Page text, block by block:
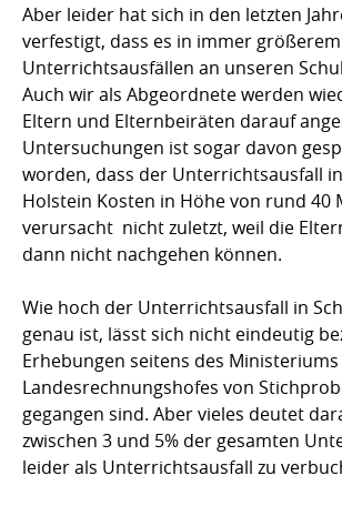
Aber leider hat sich in den letzten
verfestigt, dass es in immer
Unterrichtsausfällen an unseren
Auch wir als Abgeordnete werden
Eltern und Elternbeiräten darauf
Untersuchungen ist sogar davon
worden, dass der Unterrichtsausfall
Holstein Kosten in Höhe von rund 40
verursacht  nicht zuletzt, weil die
dann nicht nachgehen können.
Wie hoch der Unterrichtsausfall in
genau ist, lässt sich nicht eindeutig
Erhebungen seitens des
Landesrechnungshofes von
gegangen sind. Aber vieles deutet
zwischen 3 und 5% der gesamten
leider als Unterrichtsausfall zu